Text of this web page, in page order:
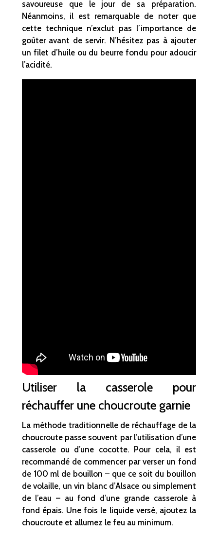
savoureuse que le jour de sa préparation.
Néanmoins, il est remarquable de noter que
cette technique n’exclut pas l’importance de
goûter avant de servir. N’hésitez pas à ajouter
un filet d’huile ou du beurre fondu pour adoucir
l’acidité.
Utiliser la casserole pour
réchauffer une choucroute garnie
La méthode traditionnelle de réchauffage de la
choucroute passe souvent par l’utilisation d’une
casserole ou d’une cocotte. Pour cela, il est
recommandé de commencer par verser un fond
de 100 ml de bouillon – que ce soit du bouillon
de volaille, un vin blanc d’Alsace ou simplement
de l’eau – au fond d’une grande casserole à
fond épais. Une fois le liquide versé, ajoutez la
choucroute et allumez le feu au minimum.